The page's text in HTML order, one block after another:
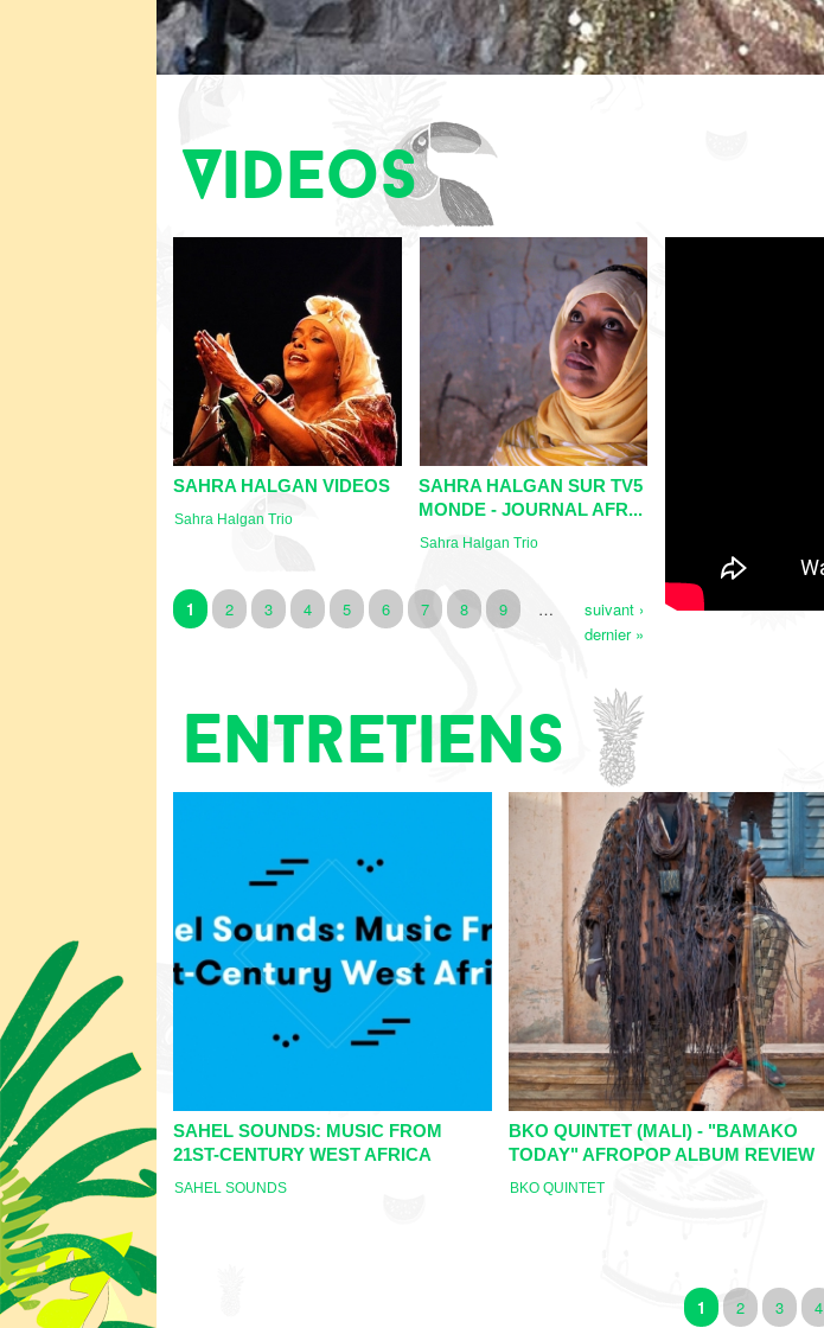
Videos
SAHRA HALGAN VIDEOS
Sahra Halgan Trio
SAHRA HALGAN SUR TV5
MONDE - JOURNAL AFR...
Sahra Halgan Trio
Pages
1 2 3 4 5 6 7 8 9 …
suivant ›
dernier »
Entretiens
SAHEL SOUNDS: MUSIC FROM
21ST-CENTURY WEST AFRICA
SAHEL SOUNDS
BKO QUINTET (MALI) - "BAMAKO
TODAY" AFROPOP ALBUM REVIEW
BKO QUINTET
1 2 3 4